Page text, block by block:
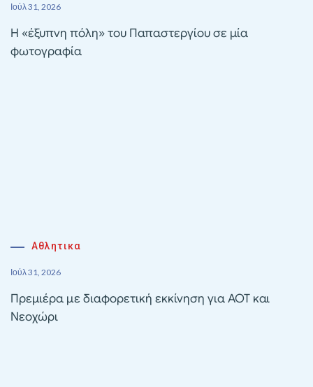
Ιούλ 31, 2026
Η «έξυπνη πόλη» του Παπαστεργίου σε μία
φωτογραφία
Αθλητικα
Ιούλ 31, 2026
Πρεμιέρα με διαφορετική εκκίνηση για ΑΟΤ και
Νεοχώρι